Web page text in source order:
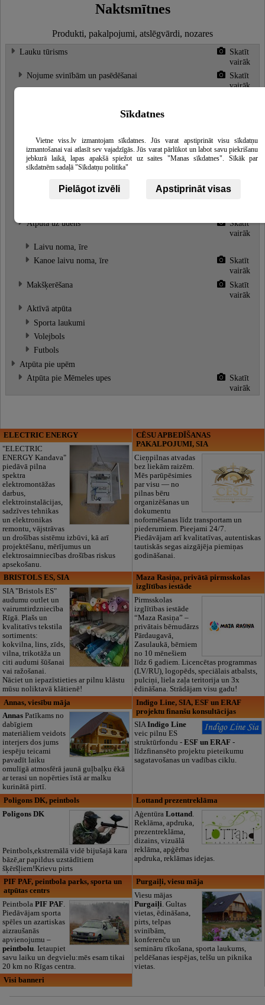
Naktsmītnes
Produkti, pakalpojumi, atslēgvārdi, nozares
Lauku tūrisms
Skatīt
vairāk
Nojume svinībām un pasēdēšanai
Skatīt
vairāk
Telšu vietas
Skatīt
vairāk
Piknika vietas
Skatīt
Ugunskura vietas
Atpūta uz ūdens
Skatīt
vairāk
Laivu noma, īre
Kanoe laivu noma, īre
Skatīt
vairāk
Makšķerēšana
Skatīt
vairāk
Aktīvā atpūta
Sporta laukumi
Volejbols
Futbols
Atpūta pie upēm
Atpūta pie Mēmeles upes
Skatīt
vairāk
ELECTRIC ENERGY
"ELECTRIC
ENERGY Kandava"
piedāvā pilna
spektra
elektromontāžas
darbus,
elektroinstalācijas,
sadzīves tehnikas
un elektronikas
remontu, vājstrāvas
un drošības sistēmu izbūvi, kā arī
projektēšanu, mērījumus un
elektrosaimniecības drošības riskus
apsekošanu.
CĒSU APBEDĪŠANAS
PAKALPOJUMI, SIA
Cieņpilnas atvadas
bez liekām raizēm.
Mēs parūpēsimies
par visu — no
pilnas bēru
organizēšanas un
dokumentu
noformēšanas līdz transportam un
piederumiem. Pieejami 24/7.
Piedāvājam arī kvalitatīvas, autentiskas
tautiskās segas aizgājēja piemiņas
godināšanai.
BRISTOLS ES, SIA
SIA "Bristols ES"
audumu outlet un
vairumtirdzniecība
Rīgā. Plašs un
kvalitatīvs tekstila
sortiments:
kokvilna, lins, zīds,
vilna, trikotāža un
citi audumi šūšanai
vai ražošanai.
Nāciet un iepazīstieties ar pilnu klāstu
mūsu noliktavā klātienē!
Maza Rasiņa, privātā pirmsskolas
izglītības iestāde
Pirmsskolas
izglītības iestāde
“Maza Rasiņa” –
privātais bērnudārzs
Pārdaugavā,
Zasulaukā, bērniem
no 10 mēnešiem
līdz 6 gadiem. Licencētas programmas
(LV/RU), logopēds, speciālais atbalsts,
pulciņi, liela zaļa teritorija un 3x
ēdināšana. Strādājam visu gadu!
Annas, viesību māja
AnnasPatīkams no
dabīgiem
materiāliem veidots
interjers dos jums
iespēju teicami
pavadīt laiku
omulīgā atmosfērā jaunā guļbaļķu ēkā
ar terasi un nopērties īstā ar malku
kurinātā pirtī.
Indigo Line, SIA, ESF un ERAF
projektu finanšu konsultācijas
SIAIndigo Line
veic pilnu ES
struktūrfondu -ESF un ERAF -
līdzfinansēto projektu pieteikumu
sagatavošanas un vadības ciklu.
Poligons DK, peintbols
Poligons DK
Peintbols,ekstremālā vidē bijušajā kara
bāzē,ar papildus uzstādītiem
šķēršļiem!Krievu pirts
Lottand prezentreklāma
AģentūraLottand
Reklāma, apdruka,
prezentreklāma,
dizains, vizuālā
reklāma, apģērbu
apdruka, reklāmas idejas.
PIF PAF, peintbola parks, sporta un
atpūtas centrs
Peintbola PIF PAF.
Piedāvājam sporta
spēles un azartiskas
aizraušanās
apvienojumu –
peintbolu. Ietaupiet
savu laiku un degvielu:mēs esam tikai
20 km no Rīgas centra.
Purgaiļi, viesu māja
Viesu mājas
Purgaiļi. Gultas
vietas, ēdināšana,
pirts, telpas
svinībām,
konferenču un
semināru rīkošana, sporta laukums,
peldēšanas iespējas, telšu un piknika
vietas.
Visi banneri
Sīkdatnes
Vietne viss.lv izmantojam sīkdatnes. Jūs varat apstiprināt visu sīkdatņu
izmantošanai vai atlasīt sev vajadzīgās. Jūs varat pārlūkot un labot savu piekrišanu
jebkurā laikā, lapas apakšā spiežot uz saites "Manas sīkdatnes". Sīkāk par
sīkdatnēm sadaļā "Sīkdatņu politika"
Pielāgot izvēli Apstiprināt visas